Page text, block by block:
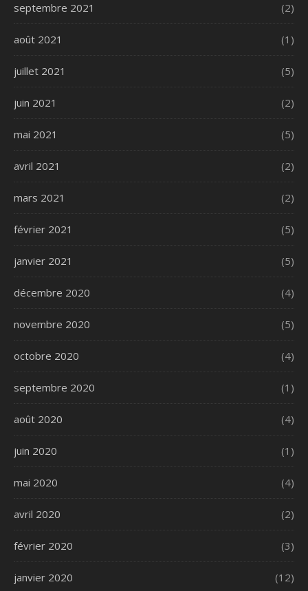
septembre 2021 (2)
août 2021 (1)
juillet 2021 (5)
juin 2021 (2)
mai 2021 (5)
avril 2021 (2)
mars 2021 (2)
février 2021 (5)
janvier 2021 (5)
décembre 2020 (4)
novembre 2020 (5)
octobre 2020 (4)
septembre 2020 (1)
août 2020 (4)
juin 2020 (1)
mai 2020 (4)
avril 2020 (2)
février 2020 (3)
janvier 2020 (12)